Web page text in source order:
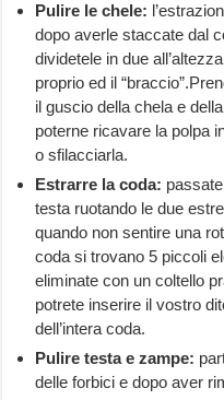
Pulire le chele:
dopo averle staccate dal
dividetele in due
proprio ed il
il guscio della chela e
poterne ricavare la polpa
o sfilacciarla.
Estrarre la coda:
testa ruotando le due
quando non sentire una
coda si trovano 5 piccoli
eliminate con un coltello
potrete inserire il vostro
dell’intera coda.
Pulire testa e zampe:
delle forbici e dopo aver